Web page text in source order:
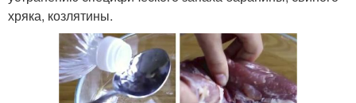
хряка, козлятины.